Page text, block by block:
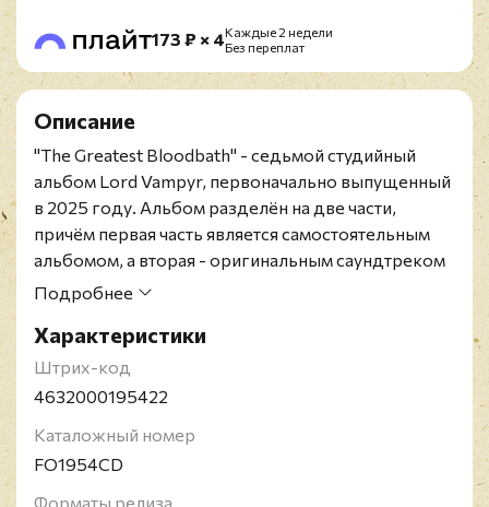
173 ₽ × 4Каждые 2 недели
Без переплат
Описание
"The Greatest Bloodbath" - седьмой студийный
альбом Lord Vampyr, первоначально выпущенный
в 2025 году. Альбом разделён на две части,
причём первая часть является самостоятельным
альбомом, а вторая - оригинальным саундтреком
к кинофильмам, который наверняка понравится
Обложкой нового альбома занимался
сингапурский художник Деди Бадич (Dedy Badic),
делавший оформление для The Bleeding, Victim,
Российское издание 2026 года на CD. Содержит
4-страничный буклет.
Алессандро Нунциати (родился 16 сентября 1972
Подробнее
Характеристики
Штрих-код
4632000195422
Каталожный номер
FO1954CD
Форматы релиза